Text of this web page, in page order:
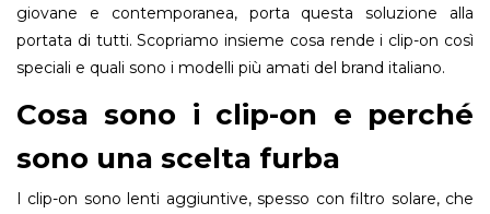
giovane e contemporanea, porta questa soluzione alla
portata di tutti. Scopriamo insieme cosa rende i clip-on così
speciali e quali sono i modelli più amati del brand italiano.
Cosa sono i clip-on e perché
sono una scelta furba
I clip-on sono lenti aggiuntive, spesso con filtro solare, che